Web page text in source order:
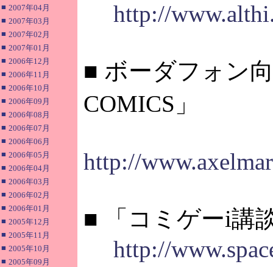
■ 2007年04月
■ 2007年03月
■ 2007年02月
■ 2007年01月
■ 2006年12月
■ 2006年11月
■ 2006年10月
■ 2006年09月
■ 2006年08月
■ 2006年07月
■ 2006年06月
■ 2006年05月
■ 2006年04月
■ 2006年03月
■ 2006年02月
■ 2006年01月
■ 2005年12月
■ 2005年11月
■ 2005年10月
■ 2005年09月
http://
■ ボーダフォン
COMICS」
http://
■ 「コミゲーi講
http://